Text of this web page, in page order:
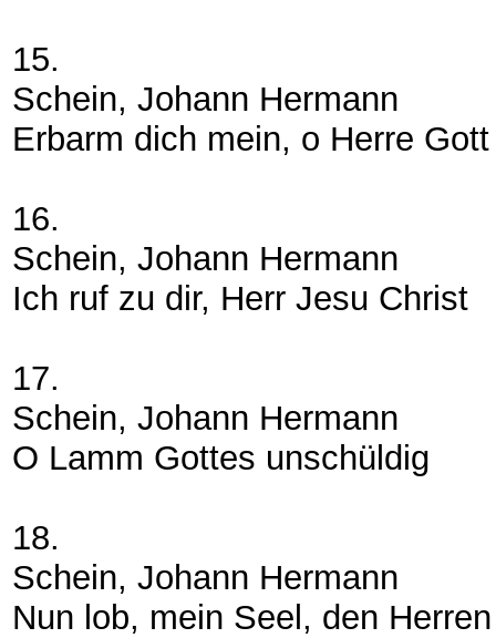
15.
Schein, Johann Hermann
Erbarm dich mein, o Herre Gott
16.
Schein, Johann Hermann
Ich ruf zu dir, Herr Jesu Christ
17.
Schein, Johann Hermann
O Lamm Gottes unschüldig
18.
Schein, Johann Hermann
Nun lob, mein Seel, den Herren